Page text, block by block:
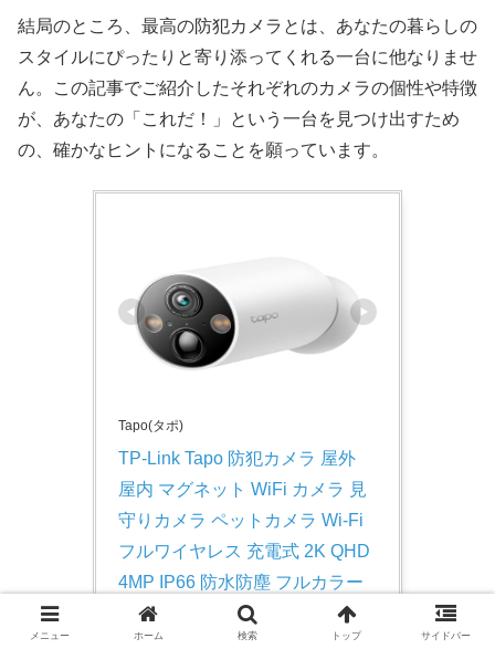
結局のところ、最高の防犯カメラとは、あなたの暮らしの
スタイルにぴったりと寄り添ってくれる一台に他なりませ
ん。この記事でご紹介したそれぞれのカメラの個性や特徴
が、あなたの「これだ！」という一台を見つけ出すため
の、確かなヒントになることを願っています。
Tapo(タポ)
TP-Link Tapo 防犯カメラ 屋外
屋内 マグネット WiFi カメラ 見
守りカメラ ペットカメラ Wi-Fi
フルワイヤレス 充電式 2K QHD
4MP IP66 防水防塵 フルカラー
ナイトビジョン スマートAI検知
マイク スピーカー 搭載 Amazon
メニュー ホーム 検索 トップ サイドバー